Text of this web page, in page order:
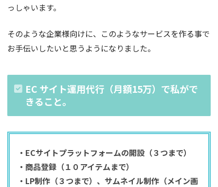
っしゃいます。
そのような企業様向けに、このようなサービスを作る事で
お手伝いしたいと思うようになりました。
EC サイト運用代行（月額15万）で私がで
きること。
・ECサイトプラットフォームの開設（３つまで）
・商品登録（１０アイテムまで）
・LP制作（３つまで）、サムネイル制作（メイン画